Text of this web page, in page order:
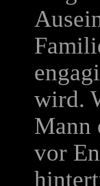
wird.
Mann
vor